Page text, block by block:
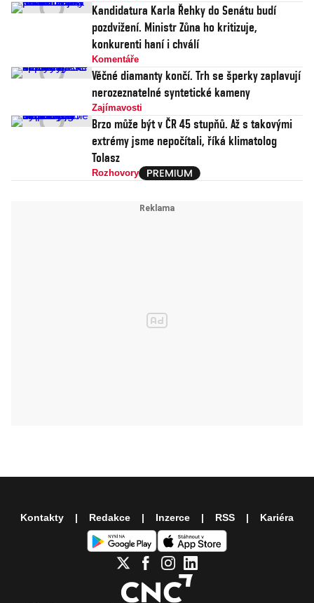
Kandidatura Karla Řehky do Senátu budí
pozdvižení. Ministr Zůna ho kritizuje,
konkurenti haní i chválí
Komentáře
Věčné diamanty končí. Trh se šperky zaplavují
nerozeznatelné syntetické kameny
Zajímavosti
Brzo může být v ČR 45 stupňů. Až s takovými
extrémy jsme nepočítali, říká klimatolog
Tolasz
Rozhovory
Kontakty Redakce Inzerce RSS Kariéra